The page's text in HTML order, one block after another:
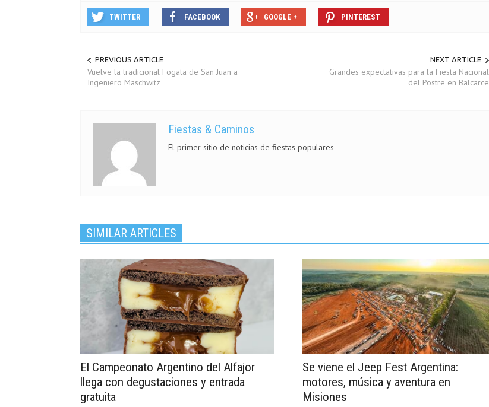
TWITTER FACEBOOK GOOGLE + PINTEREST
PREVIOUS ARTICLE
Vuelve la tradicional Fogata de San Juan a
Ingeniero Maschwitz
NEXT ARTICLE
Grandes expectativas para la Fiesta Nacional
del Postre en Balcarce
Fiestas & Caminos
El primer sitio de noticias de fiestas populares
SIMILAR ARTICLES
El Campeonato Argentino del Alfajor
llega con degustaciones y entrada
gratuita
Se viene el Jeep Fest Argentina:
motores, música y aventura en
Misiones